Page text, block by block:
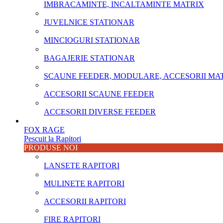
IMBRACAMINTE, INCALTAMINTE MATRIX
JUVELNICE STATIONAR
MINCIOGURI STATIONAR
BAGAJERIE STATIONAR
SCAUNE FEEDER, MODULARE, ACCESORII
ACCESORII SCAUNE FEEDER
ACCESORII DIVERSE FEEDER
FOX RAGE
Pescuit la Rapitori
PRODUSE NOI
LANSETE RAPITORI
MULINETE RAPITORI
ACCESORII RAPITORI
FIRE RAPITORI